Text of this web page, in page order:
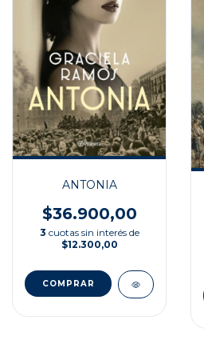
ANTONIA
$36.900,00
3 cuotas sin interés de
$12.300,00